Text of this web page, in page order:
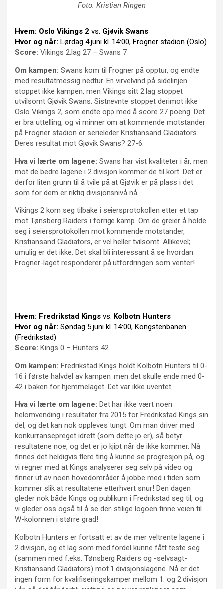
Foto: Kristian Ringen
Hvem: Oslo Vikings 2 vs. Gjøvik Swans
Hvor og når: Lørdag 4.juni kl. 14:00, Frogner stadion (Oslo)
Score: Vikings 2.lag 27 – Swans 7
Om kampen: Swans kom til Frogner på opptur, og endte
med resultatmessig nedtur. En virvelvind på sidelinjen
stoppet ikke kampen, men Vikings sitt 2.lag stoppet
utvilsomt Gjøvik Swans. Sistnevnte stoppet derimot ikke
Oslo Vikings 2, som endte opp med å score 27 poeng. Det
er bra uttelling, og vi minner om at kommende motstander
på Frogner stadion er serieleder Kristiansand Gladiators.
Deres resultat mot Gjøvik Swans? 27-6.
Hva vi lærte om lagene: Swans har vist kvaliteter i år, men
mot de bedre lagene i 2.divisjon kommer de til kort. Det er
derfor liten grunn til å tvile på at Gjøvik er på plass i det
som for dem er riktig divisjonsnivå nå.
Vikings 2 kom seg tilbake i seiersprotokollen etter et tap
mot Tønsberg Raiders i forrige kamp. Om de greier å holde
seg i seiersprotokollen mot kommende motstander,
Kristiansand Gladiators, er vel heller tvilsomt. Allikevel;
umulig er det ikke. Det skal bli interessant å se hvordan
Frogner-laget responderer på utfordringen som venter!
Hvem: Fredrikstad Kings vs. Kolbotn Hunters
Hvor og når: Søndag 5.juni kl. 14:00, Kongstenbanen
(Fredrikstad)
Score: Kings 0 – Hunters 42
Om kampen: Fredrikstad Kings holdt Kolbotn Hunters til 0-
16 i første halvdel av kampen, men det skulle ende med 0-
42 i baken for hjemmelaget. Det var ikke uventet.
Hva vi lærte om lagene: Det har ikke vært noen
helomvending i resultater fra 2015 for Fredrikstad Kings sin
del, og det kan nok oppleves tungt. Om man driver med
konkurransepreget idrett (som dette jo er), så betyr
resultatene noe, og det er jo kjipt når de ikke kommer. Nå
finnes det heldigvis flere ting å kunne se progresjon på, og
vi regner med at Kings analyserer seg selv på video og
finner ut av noen hovedområder å jobbe med i tiden som
kommer slik at resultatene etterhvert snur! Den dagen
gleder nok både Kings og publikum i Fredrikstad seg til, og
vi gleder oss også til å se den stilige logoen finne veien til
W-kolonnen i større grad!
Kolbotn Hunters er fortsatt et av de mer veltrente lagene i
2.divisjon, og et lag som med fordel kunne fått teste seg
(sammen med f.eks. Tønsberg Raiders og -selvsagt-
Kristiansand Gladiators) mot 1.divisjonslagene. Nå er det
ingen form for kvalifiseringskamper mellom 1. og 2.divisjon